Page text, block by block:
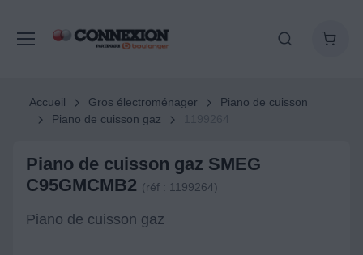
Accueil Gros électroménager
Piano de cuisson
Piano de cuisson gaz
Piano de cuisson gaz SMEG
C95GMCMB2 (réf : 1199264)
Piano de cuisson gaz